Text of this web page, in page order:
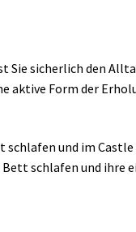
Sie sicherlich den
aktive Form der
und im
schlafen und ihre